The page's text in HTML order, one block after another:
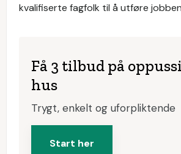
kvalifiserte fagfolk til å utføre
Få 3 tilbud på
hus
Trygt, enkelt og uforpliktende
Start her